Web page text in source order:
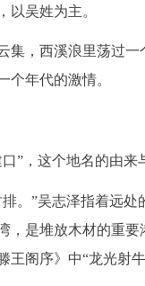
以吴姓为主。
集，西溪浪里荡过
个年代的激情。
”，这个地名的由来
。”吴志泽指着远
是堆放木材的重要
阁序》中“龙光射牛